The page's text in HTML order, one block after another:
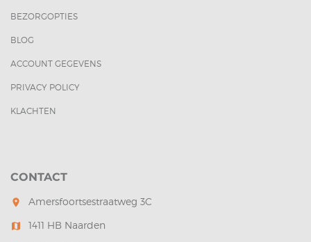
BEZORGOPTIES
BLOG
ACCOUNT GEGEVENS
PRIVACY POLICY
KLACHTEN
CONTACT
room Amersfoortsestraatweg 3C
map 1411 HB Naarden